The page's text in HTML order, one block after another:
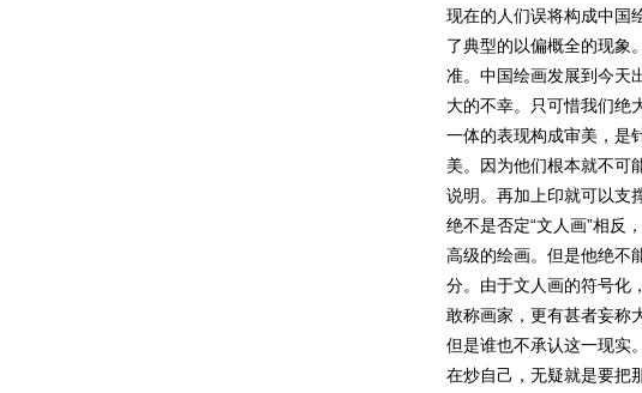
现在的人们误将构成中国
了典型的以偏概全的现象
准。中国绘画发展到今天
大的不幸。只可惜我们绝
一体的表现构成审美，是
美。因为他们根本就不可
说明。再加上印就可以支
绝不是否定“文人画”相反
高级的绘画。但是他绝不
分。由于文人画的符号化
敢称画家，更有甚者妄称
但是谁也不承认这一现实
在炒自己，无疑就是要把